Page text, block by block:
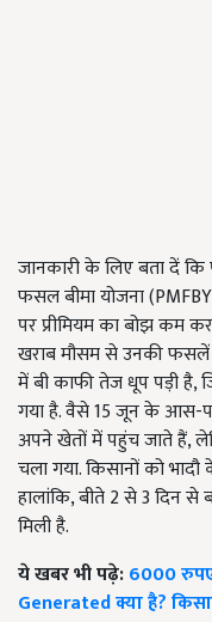
जानकारी के लिए बता दें कि
फसल बीमा योजना
पर प्रीमियम का बोझ कम
खराब मौसम से उनकी फसलें
में बी काफी तेज धूप पड़ी है,
गया है. वैसे 15 जून के आस-
अपने खेतों में पहुंच जाते हैं,
चला गया. किसानों को
हालांकि, बीते 2 से 3 दिन से
मिली है.
ये खबर भी पढ़े:6000
Generated क्या है?